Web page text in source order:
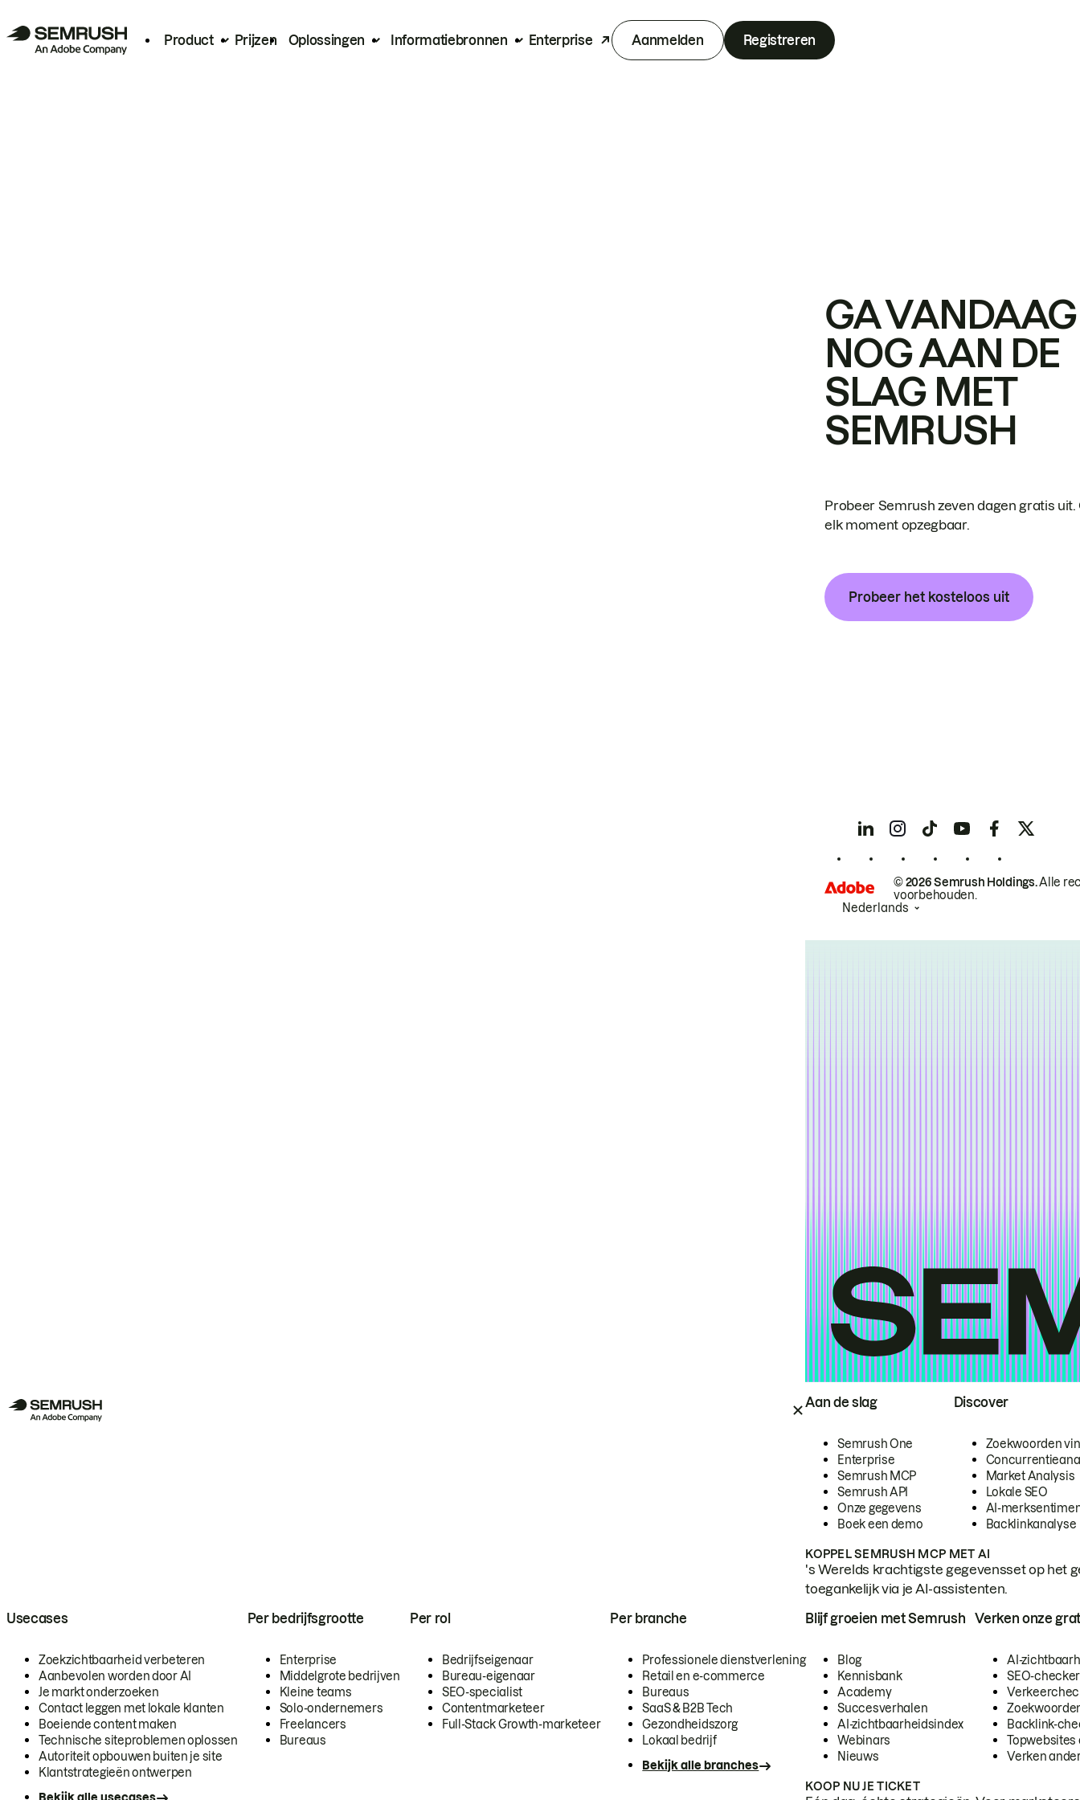
Product Prijzen Oplossingen Informatiebronnen Enterprise Aanmelden Registreren
Aan de slag
Semrush One
Enterprise
Semrush MCP
Semrush API
Onze gegevens
Boek een demo
Discover
Zoekwoorden
Market Analysis
Lokale SEO
AI-
Backlinkanalyse
KOPPEL SEMRUSH MCP MET AI
's Werelds krachtigste gegevensset op het
toegankelijk via je AI-assistenten.
Usecases
Zoekzichtbaarheid verbeteren
Aanbevolen worden door AI
Je markt onderzoeken
Contact leggen met lokale klanten
Boeiende content maken
Technische siteproblemen oplossen
Autoriteit opbouwen buiten je site
Klantstrategieën ontwerpen
Per bedrijfsgrootte
Enterprise
Middelgrote bedrijven
Kleine teams
Solo-ondernemers
Freelancers
Bureaus
Per rol
Bedrijfseigenaar
Bureau-eigenaar
SEO-specialist
Contentmarketeer
Full-Stack Growth-marketeer
Per branche
Professionele dienstverlening
Retail en e-commerce
Bureaus
SaaS & B2B Tech
Gezondheidszorg
Lokaal bedrijf
Bekijk alle branches
Blijf groeien met Semrush
Blog
Kennisbank
Academy
Succesverhalen
AI-zichtbaarheidsindex
Webinars
Nieuws
Verken onze
AI-
SEO-checker
Backlink-
Topwebsites
Verken
KOOP NU JE TICKET
GA VANDAAG
NOG AAN DE
SLAG MET
SEMRUSH
Probeer Semrush zeven dagen gratis uit.
elk moment opzegbaar.
Probeer het kosteloos uit
© 2026 Semrush Holdings.Alle
voorbehouden.
Nederlands